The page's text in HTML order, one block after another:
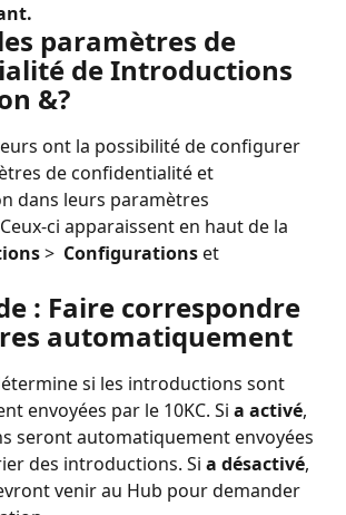
paramètres de
de Introductions
&?
ont la possibilité de configurer
de confidentialité et
dans leurs paramètres
ci apparaissent en haut de la
> Configurations et
: Faire correspondre
automatiquement
si les introductions sont
envoyées par le 10KC. Si a activé,
seront automatiquement envoyées
des introductions. Si a désactivé,
venir au Hub pour demander